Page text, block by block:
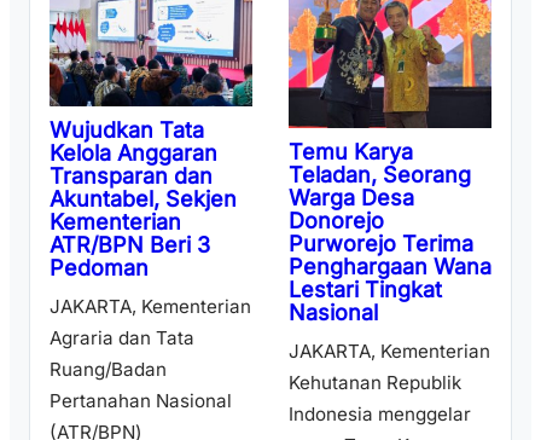
Wujudkan Tata
Kelola Anggaran
Transparan dan
Akuntabel, Sekjen
Kementerian
ATR/BPN Beri 3
Pedoman
JAKARTA, Kementerian
Agraria dan Tata
Ruang/Badan
Pertanahan Nasional
(ATR/BPN)
Temu Karya
Teladan, Seorang
Warga Desa
Donorejo
Purworejo Terima
Penghargaan Wana
Lestari Tingkat
Nasional
JAKARTA, Kementerian
Kehutanan Republik
Indonesia menggelar